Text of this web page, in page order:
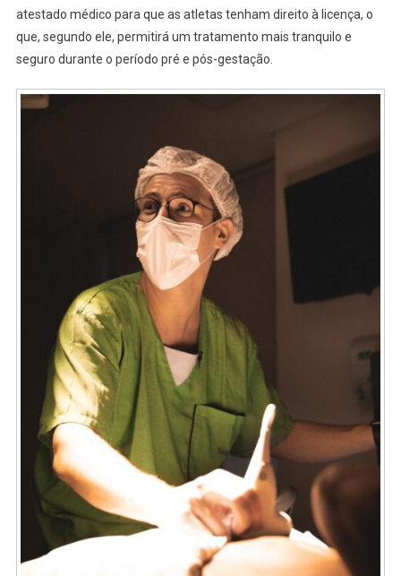
atestado médico para que as atletas tenham direito à licença, o
que, segundo ele, permitirá um tratamento mais tranquilo e
seguro durante o período pré e pós-gestação.